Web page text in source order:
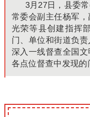
3月27日，县委
常委会副主任杨军
光荣等县创建指挥
门、单位和街道负
深入一线督查全国
各点位督查中发现的